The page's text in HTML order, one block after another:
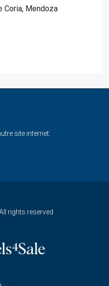
Coria, Mendoza
site internet:
rights reserved